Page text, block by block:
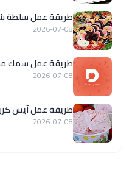
طريقة عمل سلطة
2026-07-08
طريقة عمل سمك
2026-07-08
طريقة عمل آيس
2026-07-08